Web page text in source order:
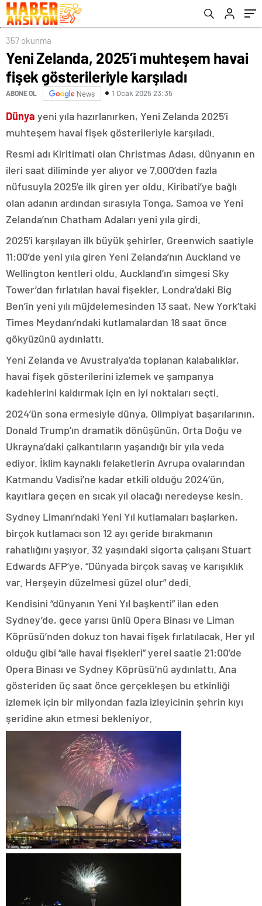
357 okunma
Yeni Zelanda, 2025’i muhteşem havai
fişek gösterileriyle karşıladı
ABONE OL News 1 Ocak 2025 23:35
Dünya yeni yıla hazırlanırken, Yeni Zelanda 2025’i
muhteşem havai fişek gösterileriyle karşıladı.
Resmi adı Kiritimati olan Christmas Adası, dünyanın en
ileri saat diliminde yer alıyor ve 7.000’den fazla
nüfusuyla 2025’e ilk giren yer oldu. Kiribati’ye bağlı
olan adanın ardından sırasıyla Tonga, Samoa ve Yeni
Zelanda’nın Chatham Adaları yeni yıla girdi.
2025’i karşılayan ilk büyük şehirler, Greenwich saatiyle
11:00’de yeni yıla giren Yeni Zelanda’nın Auckland ve
Wellington kentleri oldu. Auckland’ın simgesi Sky
Tower’dan fırlatılan havai fişekler, Londra’daki Big
Ben’in yeni yılı müjdelemesinden 13 saat, New York’taki
Times Meydanı’ndaki kutlamalardan 18 saat önce
gökyüzünü aydınlattı.
Yeni Zelanda ve Avustralya’da toplanan kalabalıklar,
havai fişek gösterilerini izlemek ve şampanya
kadehlerini kaldırmak için en iyi noktaları seçti.
2024’ün sona ermesiyle dünya, Olimpiyat başarılarının,
Donald Trump’ın dramatik dönüşünün, Orta Doğu ve
Ukrayna’daki çalkantıların yaşandığı bir yıla veda
ediyor. İklim kaynaklı felaketlerin Avrupa ovalarından
Katmandu Vadisi’ne kadar etkili olduğu 2024’ün,
kayıtlara geçen en sıcak yıl olacağı neredeyse kesin.
Sydney Limanı’ndaki Yeni Yıl kutlamaları başlarken,
birçok kutlamacı son 12 ayı geride bırakmanın
rahatlığını yaşıyor. 32 yaşındaki sigorta çalışanı Stuart
Edwards AFP’ye, “Dünyada birçok savaş ve karışıklık
var. Herşeyin düzelmesi güzel olur” dedi.
Kendisini “dünyanın Yeni Yıl başkenti” ilan eden
Sydney’de, gece yarısı ünlü Opera Binası ve Liman
Köprüsü’nden dokuz ton havai fişek fırlatılacak. Her yıl
olduğu gibi “aile havai fişekleri” yerel saatle 21:00’de
Opera Binası ve Sydney Köprüsü’nü aydınlattı. Ana
gösteriden üç saat önce gerçekleşen bu etkinliği
izlemek için bir milyondan fazla izleyicinin şehrin kıyı
şeridine akın etmesi bekleniyor.